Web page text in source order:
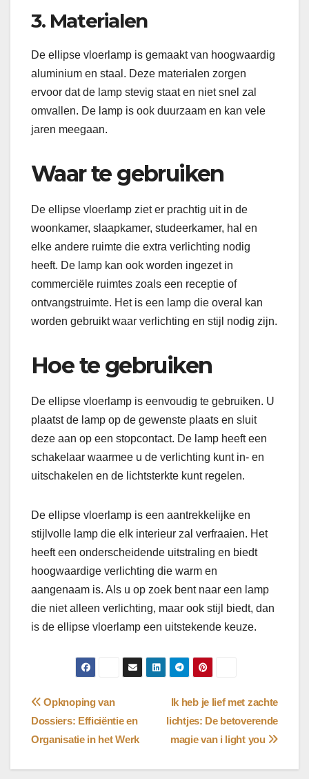
3. Materialen
De ellipse vloerlamp is gemaakt van hoogwaardig
aluminium en staal. Deze materialen zorgen
ervoor dat de lamp stevig staat en niet snel zal
omvallen. De lamp is ook duurzaam en kan vele
jaren meegaan.
Waar te gebruiken
De ellipse vloerlamp ziet er prachtig uit in de
woonkamer, slaapkamer, studeerkamer, hal en
elke andere ruimte die extra verlichting nodig
heeft. De lamp kan ook worden ingezet in
commerciële ruimtes zoals een receptie of
ontvangstruimte. Het is een lamp die overal kan
worden gebruikt waar verlichting en stijl nodig zijn.
Hoe te gebruiken
De ellipse vloerlamp is eenvoudig te gebruiken. U
plaatst de lamp op de gewenste plaats en sluit
deze aan op een stopcontact. De lamp heeft een
schakelaar waarmee u de verlichting kunt in- en
uitschakelen en de lichtsterkte kunt regelen.
De ellipse vloerlamp is een aantrekkelijke en
stijlvolle lamp die elk interieur zal verfraaien. Het
heeft een onderscheidende uitstraling en biedt
hoogwaardige verlichting die warm en
aangenaam is. Als u op zoek bent naar een lamp
die niet alleen verlichting, maar ook stijl biedt, dan
is de ellipse vloerlamp een uitstekende keuze.
Bericht
navigatie
Ik heb je lief met zachte
lichtjes: De betoverende
magie van i light you
Opknoping van
Dossiers: Efficiëntie en
Organisatie in het Werk